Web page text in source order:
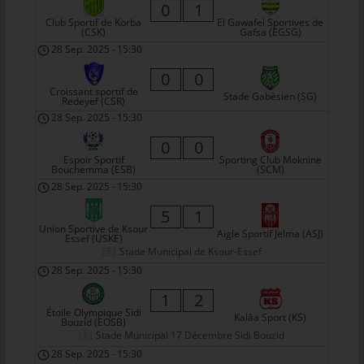
Club Sportif de Korba
(CSK)
0 1
El Gawafel Sportives de
Gafsa (EGSG)
28 Sep. 2025 - 15:30
Croissant sportif de
Redeyef (CSR)
0 0
Stade Gabèsien (SG)
28 Sep. 2025 - 15:30
Espoir Sportif
Bouchemma (ESB)
0 0
Sporting Club Moknine
(SCM)
28 Sep. 2025 - 15:30
Union Sportive de Ksour
Essef (USKE)
5 1
Aigle Sportif Jelma (ASJ)
Stade Municipal de Ksour-Essef
28 Sep. 2025 - 15:30
Étoile Olympique Sidi
Bouzid (EOSB)
1 2
Kalâa Sport (KS)
Stade Municipal 17 Décembre Sidi Bouzid
28 Sep. 2025 - 15:30
tunesienfussball.de
Uwe Wassenberg
4022 Akouda - Tunesien
Telefon: +216 216 16 616
Cookies
Die Internetseiten verwenden Cookies. Cookies sind
Textdateien, welche über einen Internetbrowser auf einem
Computersystem abgelegt und gespeichert werden.
Zahlreiche Internetseiten und Server verwenden Cookies. Viele
Cookies enthalten eine sogenannte Cookie-ID. Eine Cookie-ID
ist eine eindeutige Kennung des Cookies. Sie besteht aus einer
Zeichenfolge, durch welche Internetseiten und Server dem
konkreten Internetbrowser zugeordnet werden können, in dem